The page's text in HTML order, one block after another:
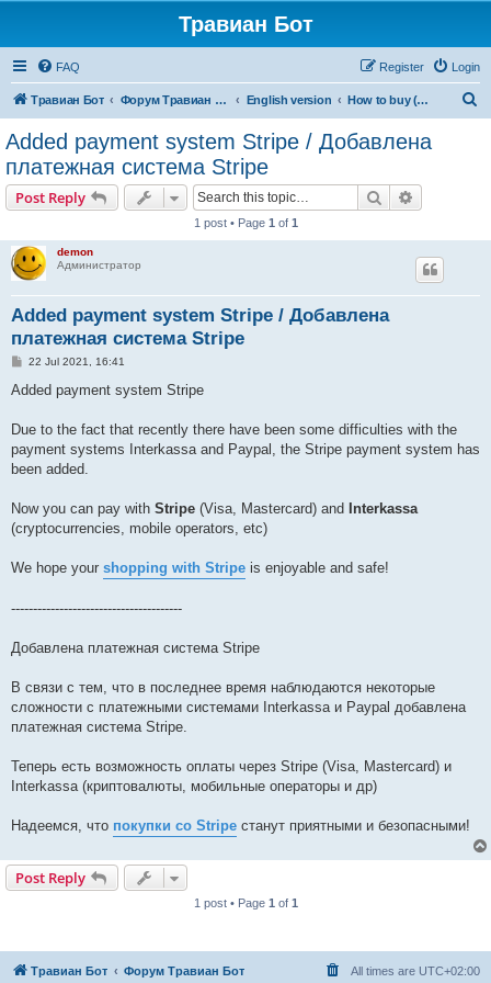
Травиан Бот
FAQ Login
Register
Травиан Бот Форум Травиан Бот English version How to buy (English)
Added payment system Stripe / Добавлена
платежная система Stripe
Post Reply Search
1 post • Page 1 of 1
demon
Администратор
Added payment system Stripe / Добавлена
платежная система Stripe
P
s
22 Jul 2021, 16:41
Added payment system Stripe
Due to the fact that recently there have been some difficulties with the
payment systems Interkassa and Paypal, the Stripe payment system has
been added.
Now you can pay with Stripe (Visa, Mastercard) and
Interkassa
(cryptocurrencies, mobile operators, etc)
We hope your shopping with Stripe is enjoyable and safe!
---------------------------------------
Добавлена платежная система Stripe
В связи с тем, что в последнее время наблюдаются некоторые
сложности с платежными системами Interkassa и Paypal добавлена
платежная система Stripe.
Теперь есть возможность оплаты через Stripe (Visa, Mastercard) и
Interkassa (криптовалюты, мобильные операторы и др)
Надеемся, что покупки со Stripe станут приятными и безопасными!
Post Reply
1 post • Page 1 of 1
Травиан Бот Форум Травиан Бот All times are UTC+02:00